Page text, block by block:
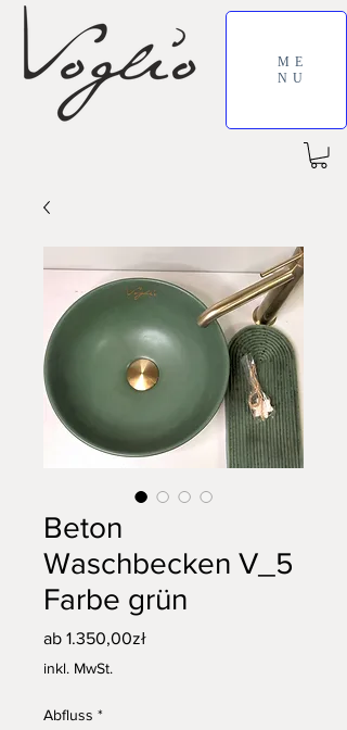
ME
NU
Beton
Waschbecken V_5
Farbe grün
ab 1.350,00złSale-
inkl. MwSt.
Abfluss *